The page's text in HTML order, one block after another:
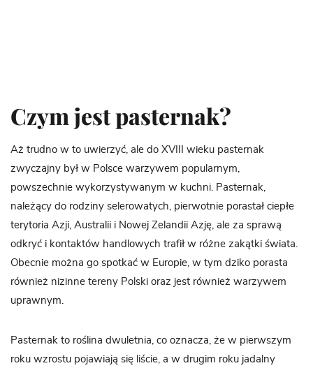
Czym jest pasternak?
Aż trudno w to uwierzyć, ale do XVIII wieku pasternak
zwyczajny był w Polsce warzywem popularnym,
powszechnie wykorzystywanym w kuchni. Pasternak,
należący do rodziny selerowatych, pierwotnie porastał ciepłe
terytoria Azji, Australii i Nowej Zelandii Azję, ale za sprawą
odkryć i kontaktów handlowych trafił w różne zakątki świata.
Obecnie można go spotkać w Europie, w tym dziko porasta
również nizinne tereny Polski oraz jest również warzywem
uprawnym.
Pasternak to roślina dwuletnia, co oznacza, że w pierwszym
roku wzrostu pojawiają się liście, a w drugim roku jadalny